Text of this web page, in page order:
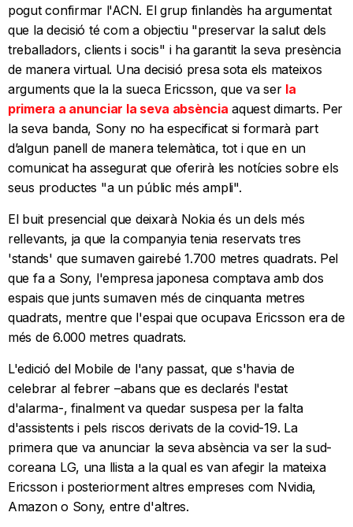
pogut confirmar l'ACN. El grup finlandès ha argumentat
que la decisió té com a objectiu "preservar la salut dels
treballadors, clients i socis" i ha garantit la seva presència
de manera virtual. Una decisió presa sota els mateixos
arguments que la la sueca Ericsson, que va ser la
primera a anunciar la seva absència aquest dimarts. Per
la seva banda, Sony no ha especificat si formarà part
d’algun panell de manera telemàtica, tot i que en un
comunicat ha assegurat que oferirà les notícies sobre els
seus productes "a un públic més ampli".
El buit presencial que deixarà Nokia és un dels més
rellevants, ja que la companyia tenia reservats tres
'stands' que sumaven gairebé 1.700 metres quadrats. Pel
que fa a Sony, l'empresa japonesa comptava amb dos
espais que junts sumaven més de cinquanta metres
quadrats, mentre que l'espai que ocupava Ericsson era de
més de 6.000 metres quadrats.
L'edició del Mobile de l'any passat, que s'havia de
celebrar al febrer –abans que es declarés l'estat
d'alarma-, finalment va quedar suspesa per la falta
d'assistents i pels riscos derivats de la covid-19. La
primera que va anunciar la seva absència va ser la sud-
coreana LG, una llista a la qual es van afegir la mateixa
Ericsson i posteriorment altres empreses com Nvidia,
Amazon o Sony, entre d'altres.